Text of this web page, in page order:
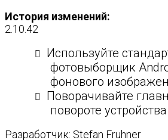
История изменений:
2.10.42
Используйте
фотовыборщик
фонового
Поворачивайте
повороте устройства.
Разработчик: Stefan Fruhner